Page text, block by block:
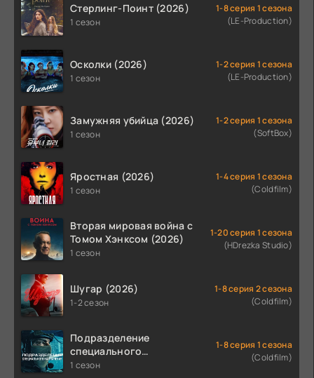
Стерлинг-Поинт (2026)
1 сезон
1-8 серия 1 сезона
(LE-Production)
Осколки (2026)
1 сезон
1-2 серия 1 сезона
(LE-Production)
Замужняя убийца (2026)
1 сезон
1-2 серия 1 сезона
(SoftBox)
Яростная (2026)
1 сезон
1-4 серия 1 сезона
(Coldfilm)
Вторая мировая война с
Томом Хэнксом (2026)
1 сезон
1-20 серия 1 сезона
(HDrezka Studio)
Шугар (2026)
1-2 сезон
1-8 серия 2 сезона
(Coldfilm)
Подразделение
специального
назначения (2026)
1 сезон
1-8 серия 1 сезона
(Coldfilm)